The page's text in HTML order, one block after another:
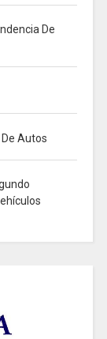
De
Autos